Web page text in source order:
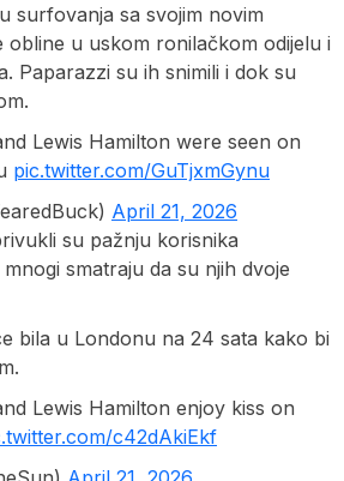
surfovanja sa svojim novim
obline u uskom ronilačkom odijelu i
Paparazzi su ih snimili i dok su
Lewis Hamilton were seen on
pic.twitter.com/GuTjxmGynu
April 21, 2026
su pažnju korisnika
smatraju da su njih dvoje
bila u Londonu na 24 sata kako bi
Lewis Hamilton enjoy kiss on
c42dAkiEkf